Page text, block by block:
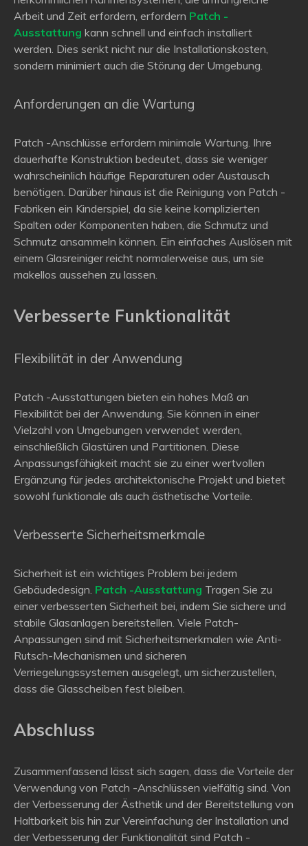
Arbeit und Zeit erfordern, erfordern Patch -
Ausstattung kann schnell und einfach installiert
werden. Dies senkt nicht nur die Installationskosten,
sondern minimiert auch die Störung der Umgebung.
Anforderungen an die Wartung
Patch -Anschlüsse erfordern minimale Wartung. Ihre
dauerhafte Konstruktion bedeutet, dass sie weniger
wahrscheinlich häufige Reparaturen oder Austausch
benötigen. Darüber hinaus ist die Reinigung von Patch -
Fabriken ein Kinderspiel, da sie keine komplizierten
Spalten oder Komponenten haben, die Schmutz und
Schmutz ansammeln können. Ein einfaches Auslösen mit
einem Glasreiniger reicht normalerweise aus, um sie
makellos aussehen zu lassen.
Verbesserte Funktionalität
Flexibilität in der Anwendung
Patch -Ausstattungen bieten ein hohes Maß an
Flexibilität bei der Anwendung. Sie können in einer
Vielzahl von Umgebungen verwendet werden,
einschließlich Glastüren und Partitionen. Diese
Anpassungsfähigkeit macht sie zu einer wertvollen
Ergänzung für jedes architektonische Projekt und bietet
sowohl funktionale als auch ästhetische Vorteile.
Verbesserte Sicherheitsmerkmale
Sicherheit ist ein wichtiges Problem bei jedem
Gebäudedesign. Patch -Ausstattung Tragen Sie zu
einer verbesserten Sicherheit bei, indem Sie sichere und
stabile Glasanlagen bereitstellen. Viele Patch-
Anpassungen sind mit Sicherheitsmerkmalen wie Anti-
Rutsch-Mechanismen und sicheren
Verriegelungssystemen ausgelegt, um sicherzustellen,
dass die Glasscheiben fest bleiben.
Abschluss
Zusammenfassend lässt sich sagen, dass die Vorteile der
Verwendung von Patch -Anschlüssen vielfältig sind. Von
der Verbesserung der Ästhetik und der Bereitstellung von
Haltbarkeit bis hin zur Vereinfachung der Installation und
der Verbesserung der Funktionalität sind Patch -